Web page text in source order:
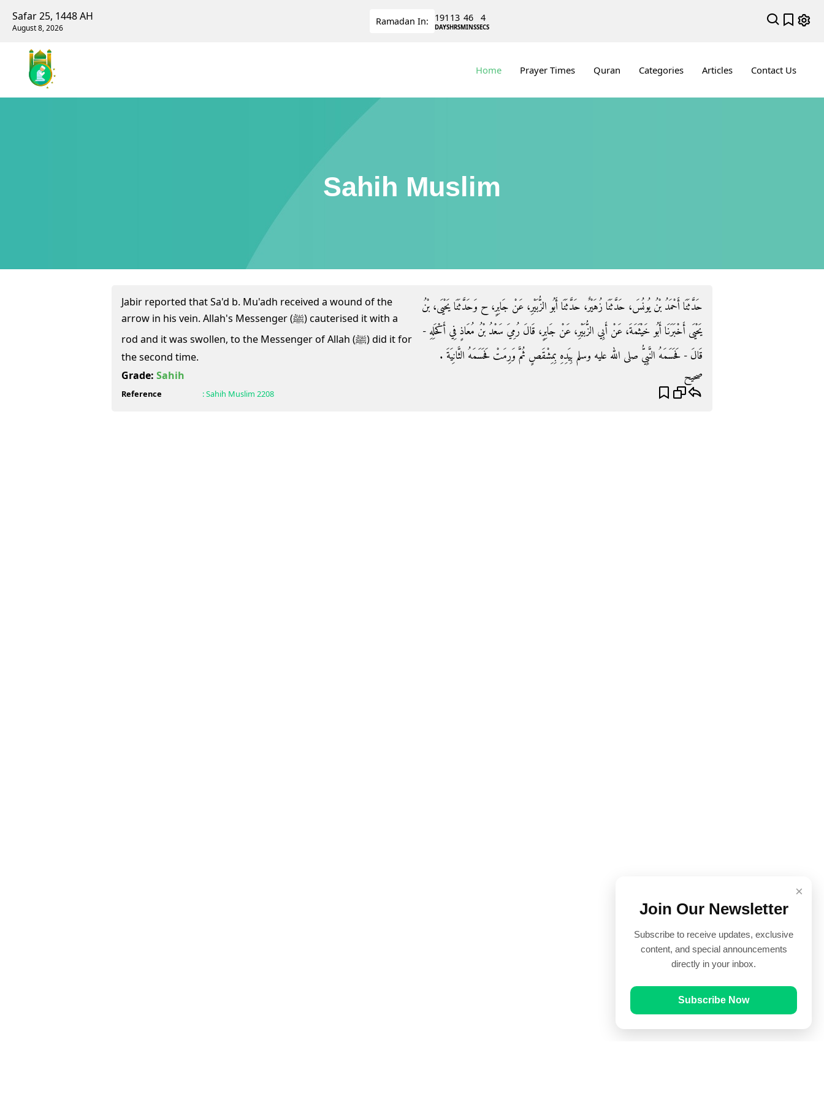
Safar 25, 1448 AH
August 8, 2026
Ramadan In: 191
DAYS
13
HRS
46
MINS
4
SECS
Home Prayer Times Quran Categories Articles Contact Us
Sahih Muslim
Jabir reported that Sa'd b. Mu'adh received a wound of the
arrow in his vein. Allah's Messenger (ﷺ) cauterised it with a
rod and it was swollen, to the Messenger of Allah (ﷺ) did it for
the second time.
حَدَّثَنَا أَحْمَدُ بْنُ يُونُسَ، حَدَّثَنَا زُهَيْرٌ، حَدَّثَنَا أَبُو الزُّبَيْرِ، عَنْ جَابِرٍ، ح وَحَدَّثَنَا يَحْيَى، بْنُ
يَحْيَى أَخْبَرَنَا أَبُو خَيْثَمَةَ، عَنْ أَبِي الزُّبَيْرِ، عَنْ جَابِرٍ، قَالَ رُمِيَ سَعْدُ بْنُ مُعَاذٍ فِي أَكْحَلِهِ -
قَالَ - فَحَسَمَهُ النَّبِيُّ صلى الله عليه وسلم بِيَدِهِ بِمِشْقَصٍ ثُمَّ وَرِمَتْ فَحَسَمَهُ الثَّانِيَةَ ‏.‏
Grade: Sahih صحيح
Reference :Sahih Muslim 2208
×
Join Our Newsletter
Subscribe to receive updates, exclusive
content, and special announcements
directly in your inbox.
Subscribe Now